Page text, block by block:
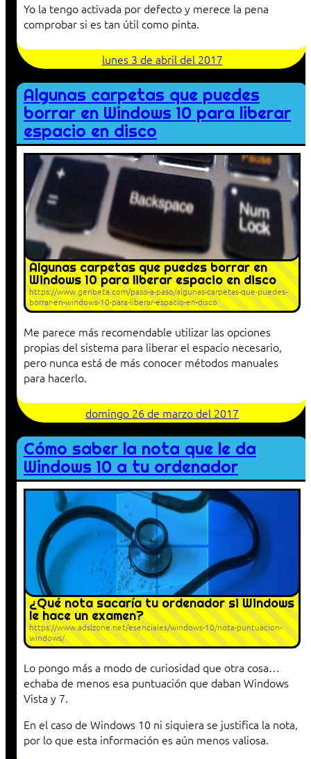
Yo la tengo activada por defecto y merece la pena
comprobar si es tan útil como pinta.
lunes 3 de abril del 2017
Algunas carpetas que puedes
borrar en Windows 10 para liberar
espacio en disco
Algunas carpetas que puedes borrar en
Windows 10 para liberar espacio en disco
https://www.genbeta.com/paso-a-paso/algunas-carpetas-que-puedes-
borrar-en-windows-10-para-liberar-espacio-en-disco
Me parece más recomendable utilizar las opciones
propias del sistema para liberar el espacio necesario,
pero nunca está de más conocer métodos manuales
para hacerlo.
domingo 26 de marzo del 2017
Cómo saber la nota que le da
Windows 10 a tu ordenador
¿Qué nota sacaría tu ordenador si Windows
le hace un examen?
https://www.adslzone.net/esenciales/windows-10/nota-puntuacion-
windows/
Lo pongo más a modo de curiosidad que otra cosa…
echaba de menos esa puntuación que daban Windows
Vista y 7.
En el caso de Windows 10 ni siquiera se justifica la nota,
por lo que esta información es aún menos valiosa.